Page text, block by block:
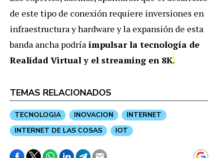
de este tipo de conexión requiere inversiones en
infraestructura y hardware y la expansión de esta
banda ancha podría impulsar la tecnología de
Realidad Virtual y el streaming en 8K.
TEMAS RELACIONADOS
TECNOLOGIA INOVACION
INTERNET
INTERNET DE LAS COSAS
IOT